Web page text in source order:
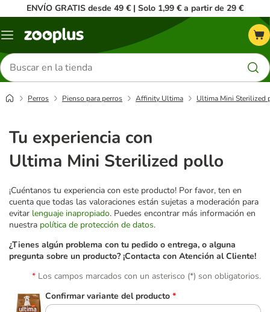
ENVÍO GRATIS desde 49 € | Solo 1,99 € a partir de 29 €
Menú
Buscar
productos
Perros Pienso para perros Affinity Ultima Ultima Mini Sterilized
Tu experiencia con
Ultima Mini Sterilized pollo
¡Cuéntanos tu experiencia con este producto! Por favor, ten en
cuenta que todas las valoraciones están sujetas a moderación para
evitar lenguaje inapropiado. Puedes encontrar más información en
nuestra política de protección de datos.
¿Tienes algún problema con tu pedido o entrega, o alguna
pregunta sobre un producto? ¡Contacta con Atención al Cliente!
Los campos marcados con un asterisco (*) son obligatorios.
Confirmar variante del producto *